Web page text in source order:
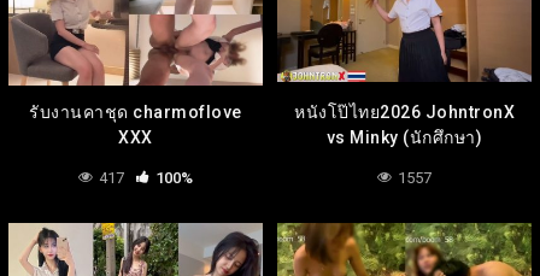
รับงานคาชุด charmoflove
XXX
417 100%
หนังโป๊ไทย2026 JohntronX
vs Minky (นักศึกษา)
1557